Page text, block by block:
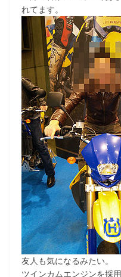
れてます。
友人も気になるみたい。
ツインカムエンジンを採